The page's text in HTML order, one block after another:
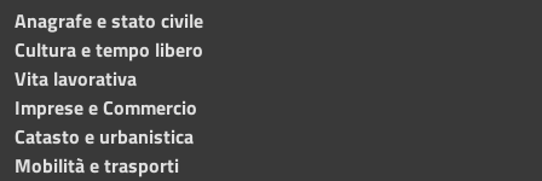
Anagrafe e stato civile
Cultura e tempo libero
Vita lavorativa
Imprese e Commercio
Catasto e urbanistica
Mobilità e trasporti